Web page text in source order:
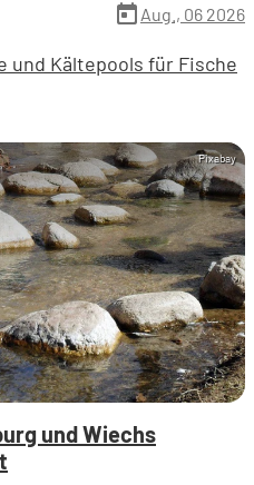
today Aug., 06 2026
und Kältepools für Fische
Pixabay
und Wiechs